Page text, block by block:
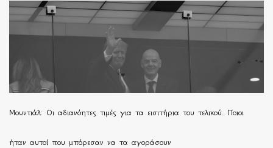
Μουντιάλ: Οι αδιανόητες τιμές για τα εισιτήρια του τελικού. Ποιοι
ήταν αυτοί που μπόρεσαν να τα αγοράσουν